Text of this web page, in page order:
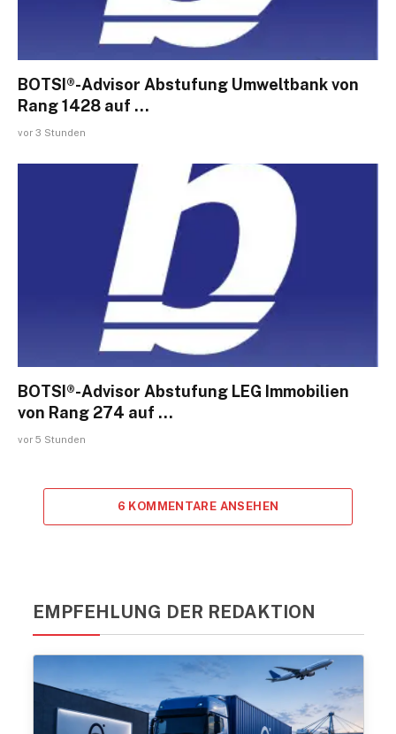
BOTSI®-Advisor Abstufung Umweltbank von
Rang 1428 auf …
vor 3 Stunden
BOTSI®-Advisor Abstufung LEG Immobilien
von Rang 274 auf …
vor 5 Stunden
6 KOMMENTARE ANSEHEN
EMPFEHLUNG DER REDAKTION